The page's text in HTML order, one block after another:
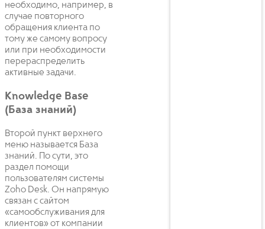
необходимо, например, в
случае повторного
обращения клиента по
тому же самому вопросу
или при необходимости
перераспределить
активные задачи.
Knowledge Base
(База знаний)
Второй пункт верхнего
меню называется База
знаний. По сути, это
раздел помощи
пользователям системы
Zoho Desk. Он напрямую
связан с сайтом
«самообслуживания для
клиентов» от компании